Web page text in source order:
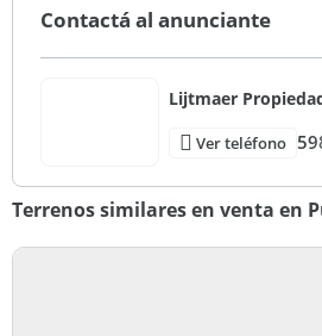
Contactá al anunciante
Lijtmaer
Ver teléfono
Terrenos similares en venta en